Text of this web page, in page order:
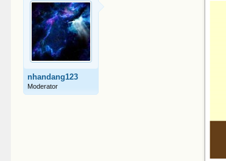
nhandang123
Moderator